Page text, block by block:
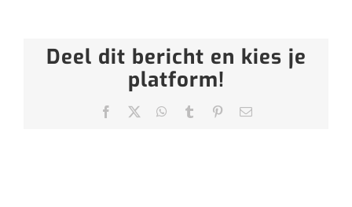
Deel dit bericht en kies je
platform!
Facebook WhatsApp
Tumblr Pinterest
E-